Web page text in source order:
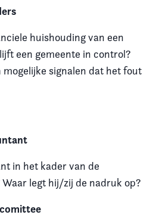
huishouding van een
een gemeente in control?
mogelijke signalen dat het fout
in het kader van de
legt hij/zij de nadruk op?